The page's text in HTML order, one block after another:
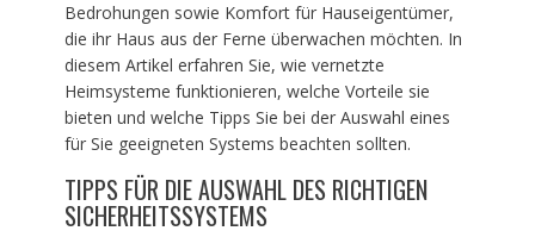
Bedrohungen sowie Komfort für Hauseigentümer,
die ihr Haus aus der Ferne überwachen möchten. In
diesem Artikel erfahren Sie, wie vernetzte
Heimsysteme funktionieren, welche Vorteile sie
bieten und welche Tipps Sie bei der Auswahl eines
für Sie geeigneten Systems beachten sollten.
TIPPS FÜR DIE AUSWAHL DES RICHTIGEN
SICHERHEITSSYSTEMS